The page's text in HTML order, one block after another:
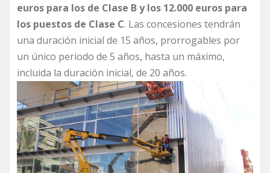
euros para los de Clase B y los 12.000 euros para
los puestos de Clase C. Las concesiones tendrán
una duración inicial de 15 años, prorrogables por
un único periodo de 5 años, hasta un máximo,
incluida la duración inicial, de 20 años.